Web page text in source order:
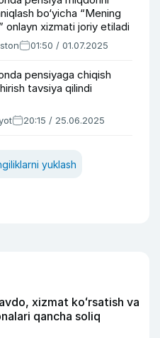
bo‘yicha “Mening
onlayn xizmati joriy etiladi
01:50 / 01.07.2025
pensiyaga chiqish
tavsiya qilindi
20:15 / 25.06.2025
yuklash
xizmat koʻrsatish va
qancha soliq